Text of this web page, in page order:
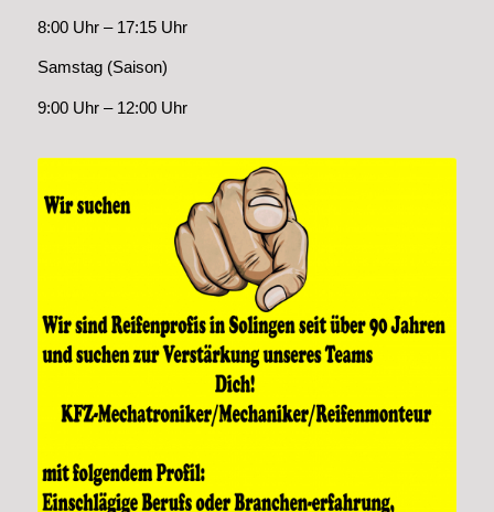
8:00 Uhr – 17:15 Uhr
Samstag (Saison)
9:00 Uhr – 12:00 Uhr